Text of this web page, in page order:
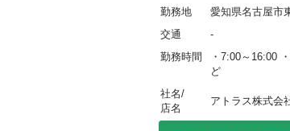
勤務地
愛知県名古屋市
交通
-
勤務時間
・7:00～16:00
ど
社名/
店名
アトラス株式会